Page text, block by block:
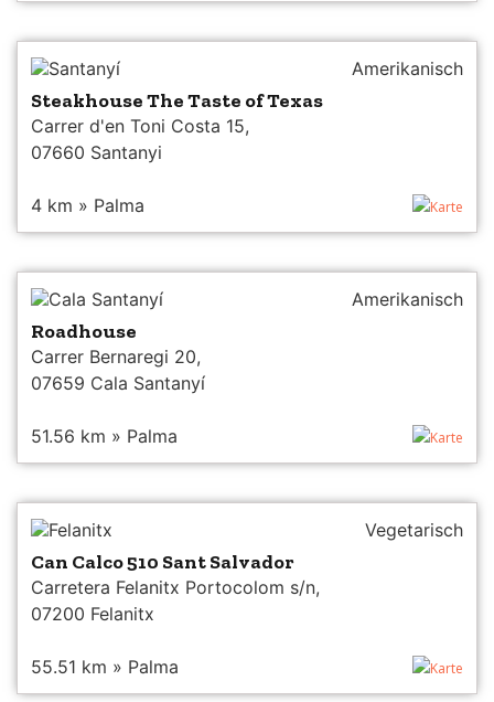
Santanyí Amerikanisch
Steakhouse The Taste of Texas
Carrer d'en Toni Costa 15,
07660 Santanyi
4 km » Palma Karte
Cala Santanyí Amerikanisch
Roadhouse
Carrer Bernaregi 20,
07659 Cala Santanyí
51.56 km » Palma Karte
Felanitx Vegetarisch
Can Calco 510 Sant Salvador
Carretera Felanitx Portocolom s/n,
07200 Felanitx
55.51 km » Palma Karte